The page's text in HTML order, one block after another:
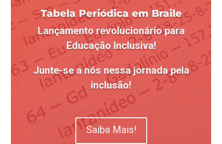
Material de Acessibilidade -
Libras e em Braile!
Conheça nossos produtos em Libras e
em Braile!
Saiba Mais!